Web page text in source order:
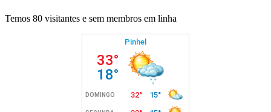
Temos 80 visitantes e sem membros em linha